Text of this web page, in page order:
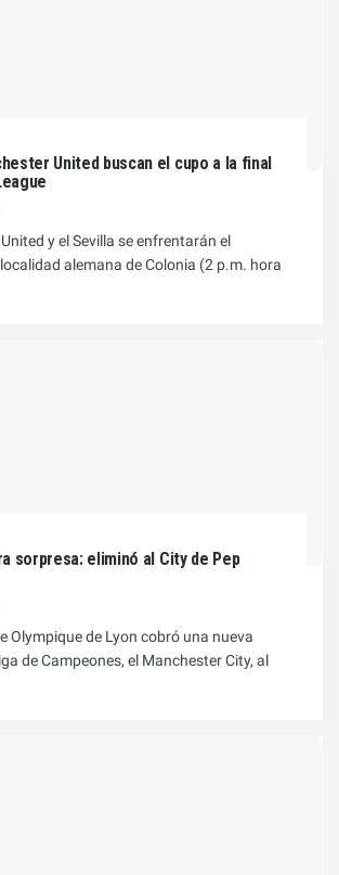
United buscan el cupo a la final
y el Sevilla se enfrentarán el
alemana de Colonia (2 p.m. hora
sorpresa: eliminó al City de Pep
Olympique de Lyon cobró una nueva
de Campeones, el Manchester City, al